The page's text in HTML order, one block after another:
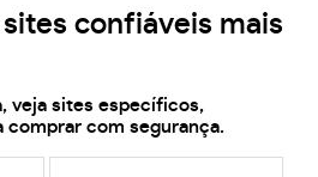
confiáveis mais
veja sites específicos,
comprar com segurança.